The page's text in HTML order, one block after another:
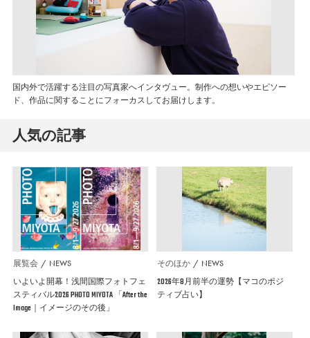
国内外で活躍する注目の写真家へインタヴュー。制作への想いやエピソー
ド、作品に関することにフォーカスしてお届けします。
人気の記事
展覧会 NEWS
いよいよ開幕！浅間国際フォトフェ
スティバル2026 PHOTO MIYOTA 「After the
Image｜イメージのその後」
そのほか NEWS
2026年8月前半の運勢【マコのポジ
ティブ占い】